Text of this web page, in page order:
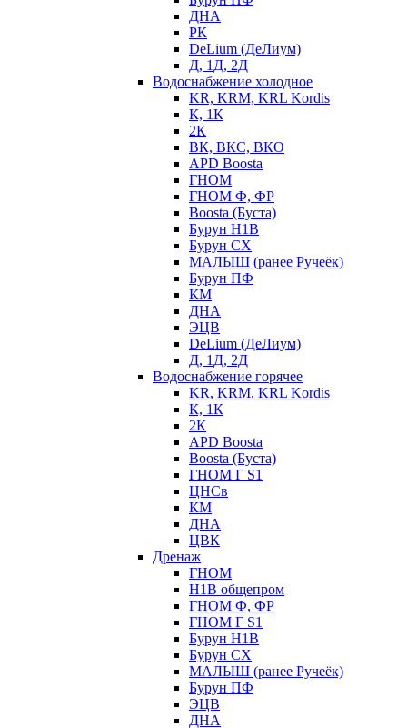
ДНА
РК
DeLium (ДеЛиум)
Д, 1Д, 2Д
Водоснабжение холодное
KR, KRM, KRL Kordis
К, 1К
2К
ВК, ВКС, ВКО
APD Boosta
ГНОМ
ГНОМ Ф, ФР
Boosta (Буста)
Бурун Н1В
Бурун СХ
МАЛЫШ (ранее Ручеёк)
Бурун ПФ
КМ
ДНА
ЭЦВ
DeLium (ДеЛиум)
Д, 1Д, 2Д
Водоснабжение горячее
KR, KRM, KRL Kordis
К, 1К
2К
APD Boosta
Boosta (Буста)
ГНОМ Г S1
ЦНСв
КМ
ДНА
ЦВК
Дренаж
ГНОМ
Н1В общепром
ГНОМ Ф, ФР
ГНОМ Г S1
Бурун Н1В
Бурун СХ
МАЛЫШ (ранее Ручеёк)
Бурун ПФ
ЭЦВ
ДНА